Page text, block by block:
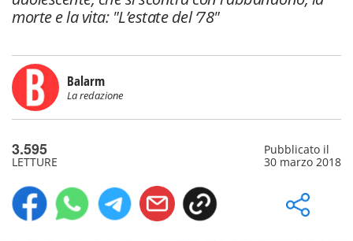
morte e la vita: "L’estate del ‘78"
Balarm
La redazione
3.595
LETTURE
Pubblicato il
30 marzo 2018